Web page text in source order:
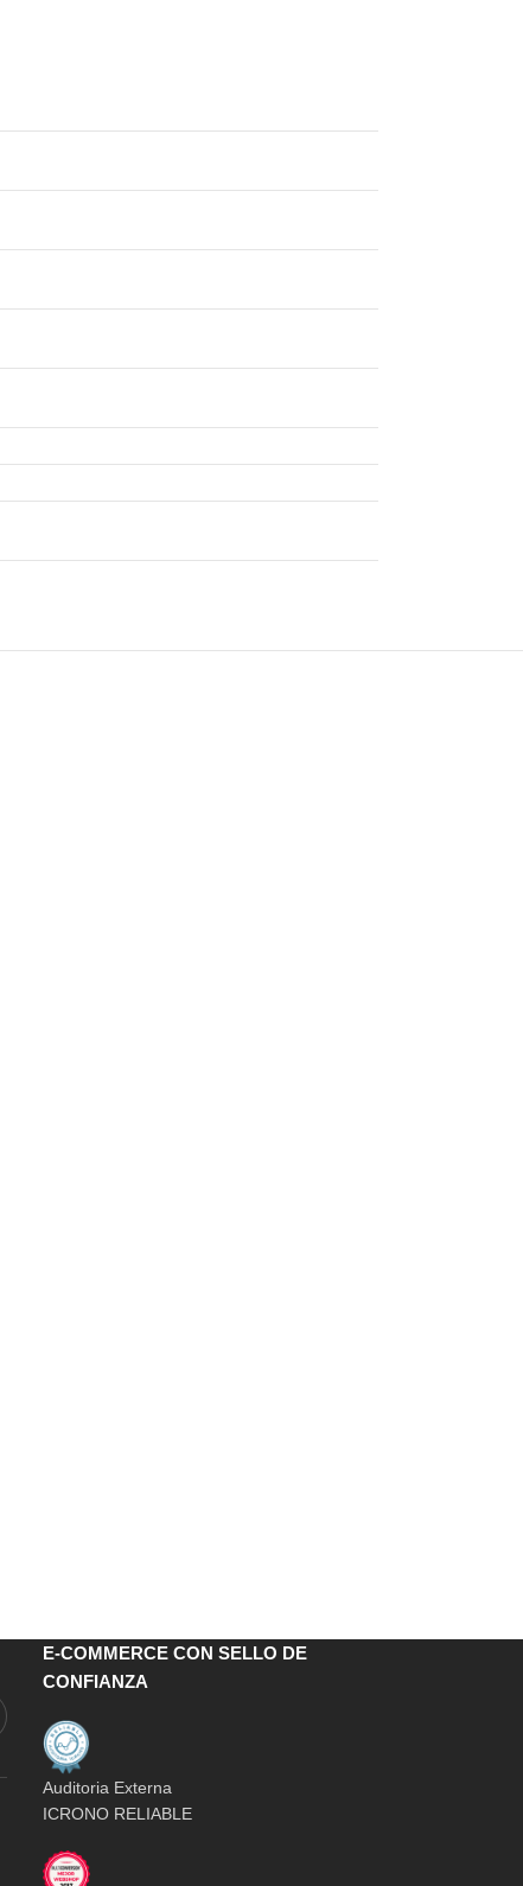
E-COMMERCE CON SELLO DE
CONFIANZA
Auditoria Externa
ICRONO RELIABLE